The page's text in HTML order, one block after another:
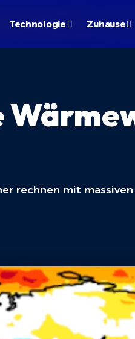
Technologie Zuhause
rechnen mit